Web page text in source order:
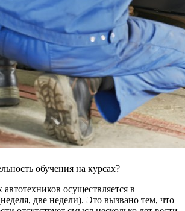
обучения на курсах?
осуществляется в
две недели). Это вызвано тем, что